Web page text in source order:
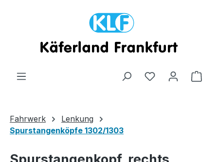
Zum Hauptinhalt springen
Fahrwerk
Lenkung
Spurstangenköpfe 1302/1303